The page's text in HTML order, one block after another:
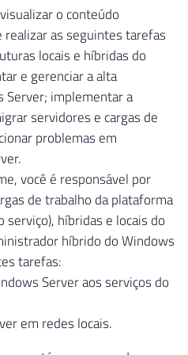
o conteúdo
realizar as seguintes tarefas
locais e híbridas do
e gerenciar a alta
Server; implementar a
servidores e cargas de
problemas em
você é responsável por
de trabalho da plataforma
híbridas e locais do
híbrido do Windows
tarefas:
Server aos serviços do
em redes locais.